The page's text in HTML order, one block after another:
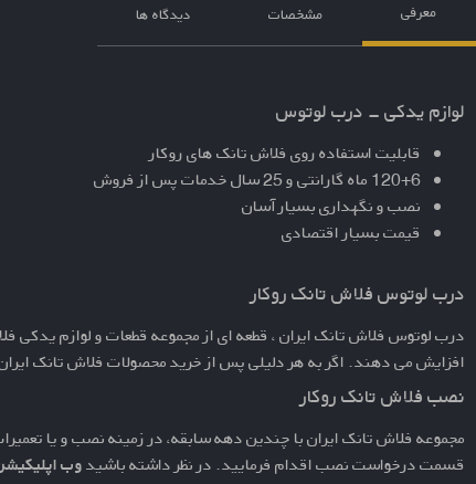
معرفی مشخصات دیدگاه ها
لوازم یدکی - درب لوتوس
قابلیت استفاده روی فلاش تانک های روکار
120+6 ماه گارانتی و 25 سال خدمات پس از فروش
نصب و نگهداری بسیار آسان
قیمت بسیار اقتصادی
درب لوتوس فلاش تانک روکار
درب لوتوس فلاش تانک ایران ، قطعه ای از مجموعه قطعات ولوازم یدکی
افزایش می دهند. اگر به هر دلیلی پس از خرید محصولات فلاش تانک ایران
نصب فلاش تانک روکار
مجموعه فلاش تانک ایران با چندین دهه سابقه، در زمینه نصب و یا
قسمتدرخواست نصباقدام فرمایید. در نظر داشته باشیدوب